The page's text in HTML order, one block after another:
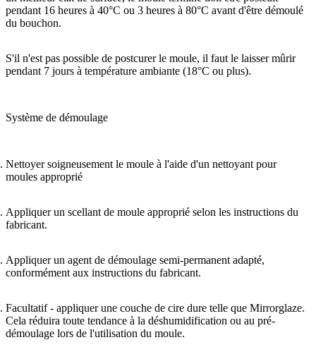
pendant 16 heures à 40°C ou 3 heures à 80°C avant d'être démoulé
du bouchon.
S'il n'est pas possible de postcurer le moule, il faut le laisser mûrir
pendant 7 jours à température ambiante (18°C ou plus).
Système de démoulage
Nettoyer soigneusement le moule à l'aide d'un nettoyant pour
moules approprié
Appliquer un scellant de moule approprié selon les instructions du
fabricant.
Appliquer un agent de démoulage semi-permanent adapté,
conformément aux instructions du fabricant.
Facultatif - appliquer une couche de cire dure telle que Mirrorglaze.
Cela réduira toute tendance à la déshumidification ou au pré-
démoulage lors de l'utilisation du moule.